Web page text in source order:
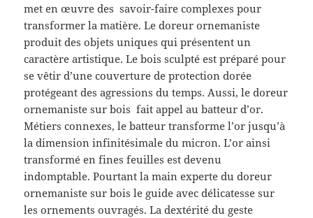
met en œuvre des savoir-faire complexes pour
transformer la matière. Le doreur ornemaniste
produit des objets uniques qui présentent un
caractère artistique. Le bois sculpté est préparé pour
se vêtir d’une couverture de protection dorée
protégeant des agressions du temps. Aussi, le doreur
ornemaniste sur bois fait appel au batteur d’or.
Métiers connexes, le batteur transforme l’or jusqu’à
la dimension infinitésimale du micron. L’or ainsi
transformé en fines feuilles est devenu
indomptable. Pourtant la main experte du doreur
ornemaniste sur bois le guide avec délicatesse sur
les ornements ouvragés. La dextérité du geste